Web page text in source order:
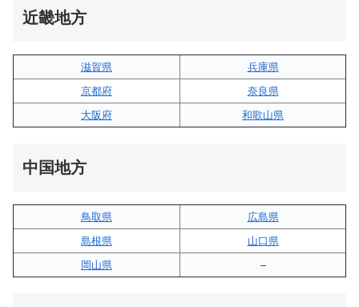
近畿地方
滋賀県
兵庫県
京都府
奈良県
大阪府
和歌山県
中国地方
鳥取県
広島県
島根県
山口県
岡山県
–